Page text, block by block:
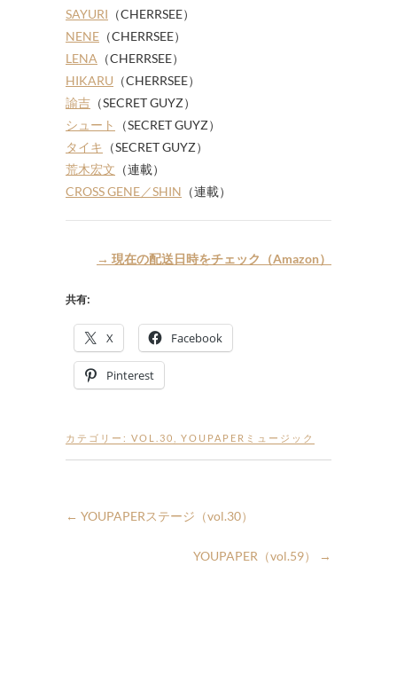
SAYURI （CHERRSEE）
NENE （CHERRSEE）
LENA （CHERRSEE）
HIKARU （CHERRSEE）
諭吉 （SECRET GUYZ）
シュート
（SECRET GUYZ）
タイキ
（SECRET GUYZ）
荒木宏文 （連載）
CROSS GENE／SHIN （連載）
→ 現在の配送日時をチェック（Amazon）
共有:
X Facebook
Pinterest
カテゴリー: VOL.30 YOUPAPERミュージック
← YOUPAPERステージ（vol.30）
YOUPAPER（vol.59） →